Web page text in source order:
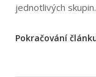
jednotlivých
„Formáty,
Pokračování